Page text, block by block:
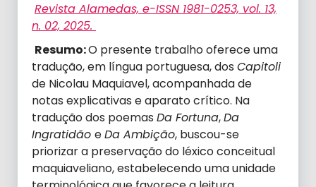
Revista Alamedas, e-ISSN 1981-0253, vol. 13,
n. 02, 2025.
Resumo:O presente trabalho oferece uma
tradução, em língua portuguesa, dos Capitoli
de Nicolau Maquiavel, acompanhada de
notas explicativas e aparato crítico. Na
tradução dos poemas Da Fortuna,Da
Ingratidão eDa Ambição, buscou-se
priorizar a preservação do léxico conceitual
maquiaveliano, estabelecendo uma unidade